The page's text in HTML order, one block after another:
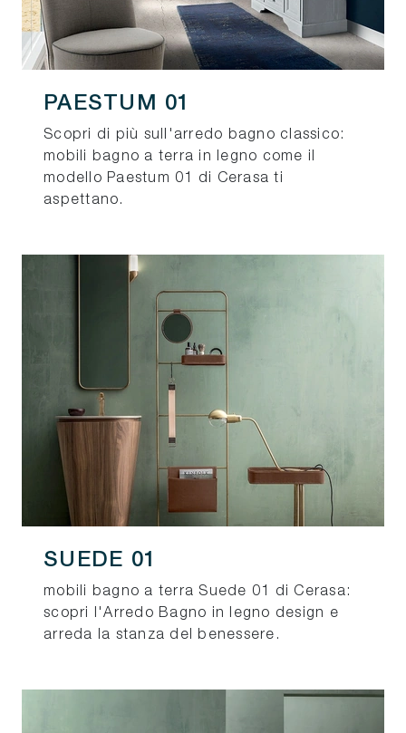
PAESTUM 01
Scopri di più sull'arredo bagno classico:
mobili bagno a terra in legno come il
modello Paestum 01 di Cerasa ti
aspettano.
SUEDE 01
mobili bagno a terra Suede 01 di Cerasa:
scopri l'Arredo Bagno in legno design e
arreda la stanza del benessere.